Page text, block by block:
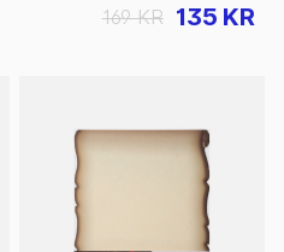
135 KR
169 KR